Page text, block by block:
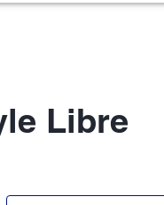
Libre